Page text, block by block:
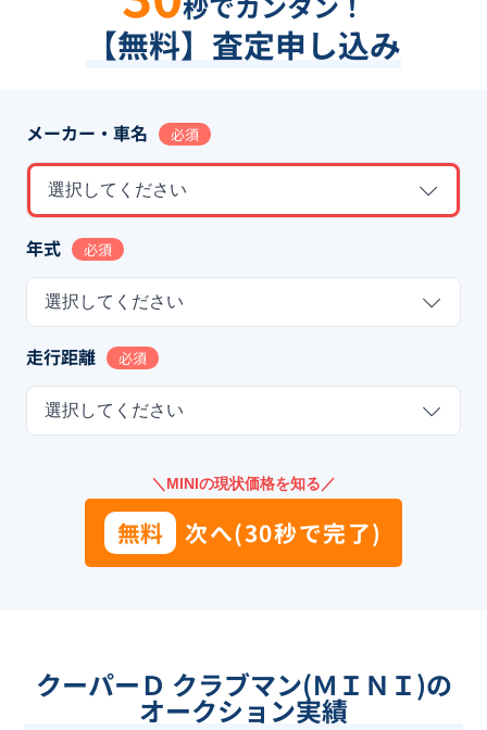
【無料】査定申し込み
メーカー・車名 必須
選択してください
年式 必須
選択してください
走行距離 必須
選択してください
＼MINIの現状価格を知る／
無料 次へ(30秒で完了)
クーパーＤ クラブマン(ＭＩＮＩ)の
オークション実績